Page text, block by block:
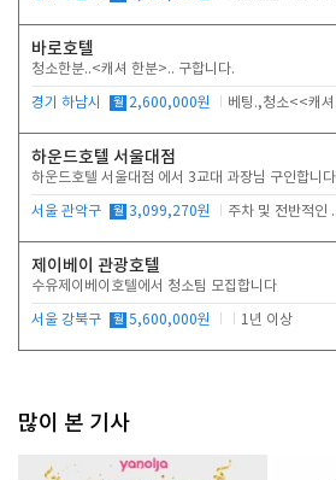
바로호텔
청소한분..<캐셔 한분>.. 구합니다.
경기 하남시 월 2,600,000원
하운드호텔 서울대점
하운드호텔 서울대점 에서 3교대 과장님 구인합니
서울 관악구 월 3,099,270원 주차 및
제이베이 관광호텔
수유제이베이호텔에서 청소팀 모집합니다
서울 강북구 월 5,600,000원 1년 이상
많이 본 기사